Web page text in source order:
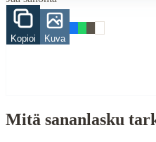
Joulu
Related Topics
Finding Finnish proverbs
Kopioi Kuva
Mitä sananlasku